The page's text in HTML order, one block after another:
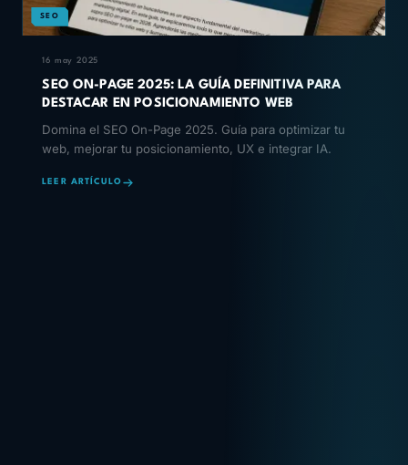
SEO
16 may 2025
SEO ON-PAGE 2025: LA GUÍA DEFINITIVA PARA
DESTACAR EN POSICIONAMIENTO WEB
Domina el SEO On-Page 2025. Guía para optimizar tu
web, mejorar tu posicionamiento, UX e integrar IA.
LEER ARTÍCULO